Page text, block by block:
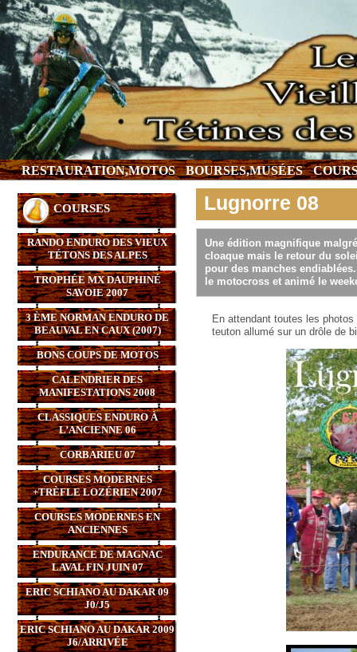
RESTAURATION,MOTOS BOURSES,MUSÉES
COURSES
RANDO ENDURO DES VIEUX
TÉTONS DES ALPES
TROPHÉE MX DAUPHINÉ
SAVOIE 2007
3 ÈME NORMAN ENDURO DE
BEAUVAL EN CAUX (2007)
BONS COUPS DE MOTOS
CALENDRIER DES
MANIFESTATIONS 2008
CLASSIQUES ENDURO À
L’ANCIENNE 06
CORBARIEU 07
COURSES MODERNES
+TRÈFLE LOZÉRIEN 2007
COURSES MODERNES EN
ANCIENNES
ENDURANCE DE MAGNAC
LAVAL FIN JUIN 07
ERIC SCHIANO AU DAKAR 09
J0/J5
ERIC SCHIANO AU DAKAR 2009
J6/ARRIVÉE
Lugnorre 08
Une édition magnifique
cloaque mais le retour du
pour des manches
le motocross et animé le
En attendant toutes les
teuton allumé sur un drôle de